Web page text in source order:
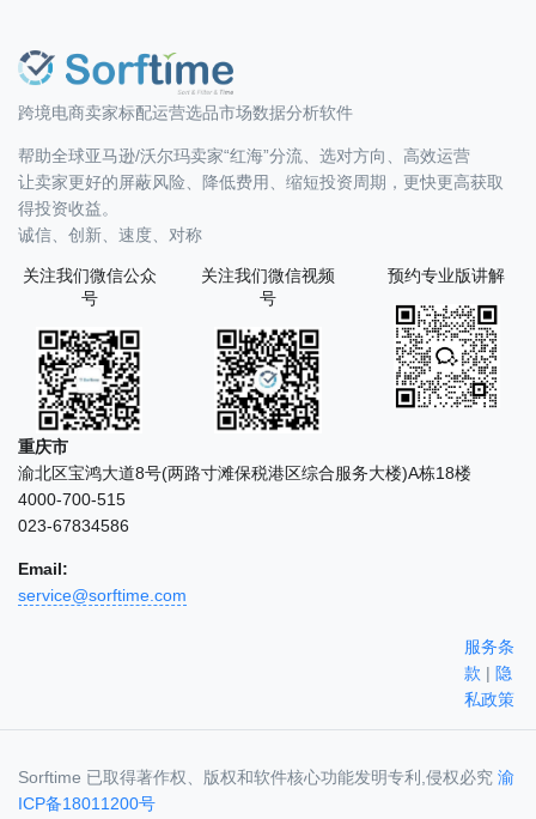
跨境电商卖家标配运营选品市场数据分析软件
帮助全球亚马逊/沃尔玛卖家“红海”分流、选对方向、高效运营
让卖家更好的屏蔽风险、降低费用、缩短投资周期，更快更高获取
得投资收益。
诚信、创新、速度、对称
关注我们微信公众
号
关注我们微信视频
号
预约专业版讲解
重庆市
渝北区宝鸿大道8号(两路寸滩保税港区综合服务大楼)A栋18楼
4000-700-515
023-67834586
Email:
service@sorftime.com
服务条
款 | 隐
私政策
Sorftime 已取得著作权、版权和软件核心功能发明专利,侵权必究 渝
ICP备18011200号